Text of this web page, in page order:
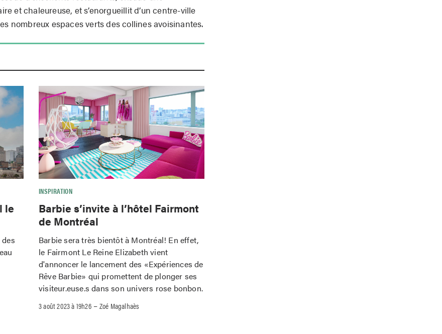
et chaleureuse, et s’enorgueillit d’un centre-ville
nombreux espaces verts des collines avoisinantes.
le
INSPIRATION
Barbie s’invite à l’hôtel Fairmont
de Montréal
Barbie sera très bientôt à Montréal! En effet,
le Fairmont Le Reine Elizabeth vient
d'annoncer le lancement des «Expériences de
Rêve Barbie» qui promettent de plonger ses
visiteur.euse.s dans son univers rose bonbon.
3 août 2023 à 19h26–Zoé Magalhaès